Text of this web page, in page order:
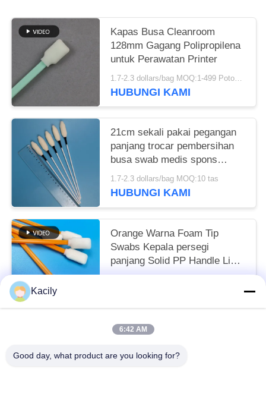
Kapas Busa Cleanroom
128mm Gagang Polipropilena
untuk Perawatan Printer
HUBUNGI KAMI
21cm sekali pakai pegangan
panjang trocar pembersihan
busa swab medis spons
tongkat
1.7-2.3 dollars/bag MOQ:10 tas
HUBUNGI KAMI
Orange Warna Foam Tip
Swabs Kepala persegi
panjang Solid PP Handle Lint
Free Swab
Kacily
6:42 AM
Good day, what product are you looking for?